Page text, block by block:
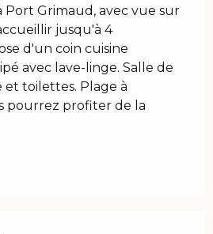
Port Grimaud, avec vue sur
jusqu'à 4
d'un coin cuisine
avec lave-linge. Salle de
et toilettes. Plage à
pourrez profiter de la